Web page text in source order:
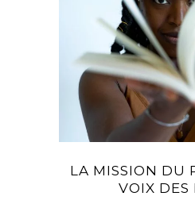
LA MISSION DU
VOIX DES